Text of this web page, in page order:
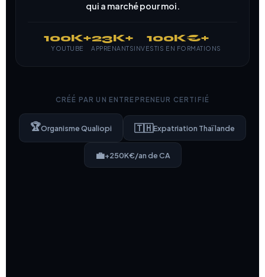
qui a marché pour moi.
100K+
YOUTUBE
23K+
APPRENANTS
100K€+
INVESTIS EN FORMATIONS
CRÉÉ PAR UN ENTREPRENEUR CERTIFIÉ
🏆Organisme Qualiopi 🇹🇭Expatriation Thaïlande
💼+250K€/an de CA